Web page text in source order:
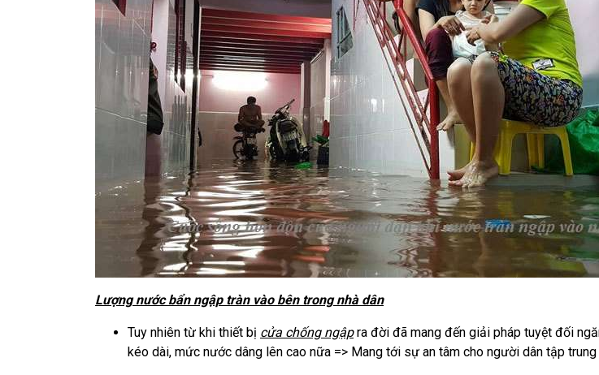
Lượng nước bẩn ngập tràn vào bên trong nhà dân
Tuy nhiên từ khi thiết bị cửa chống ngậpra đời đã mang đến giải pháp tuyệt đối
kéo dài, mức nước dâng lên cao nữa => Mang tới sự an tâm cho người dân tập